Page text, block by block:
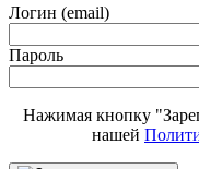
Логин (email)
Пароль
Нажимая кнопку
нашей